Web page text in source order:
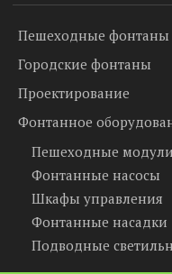
Пешеходные фонтаны
Городские фонтаны
Проектирование
Фонтанное
Пешеходные модули
Фонтанные насосы
Шкафы управления
Фонтанные насадки
Подводные